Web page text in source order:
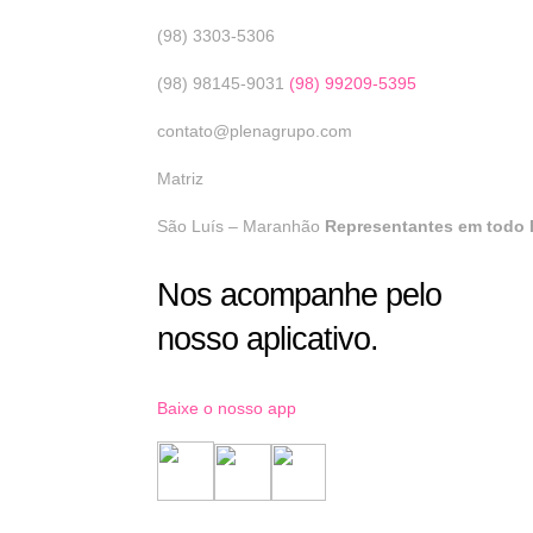
(98) 3303-5306
(98) 98145-9031 (98) 99209-5395
contato@plenagrupo.com
Matriz
São Luís – Maranhão Representantes em todo
Nos acompanhe pelo
nosso aplicativo.
Baixe o nosso app